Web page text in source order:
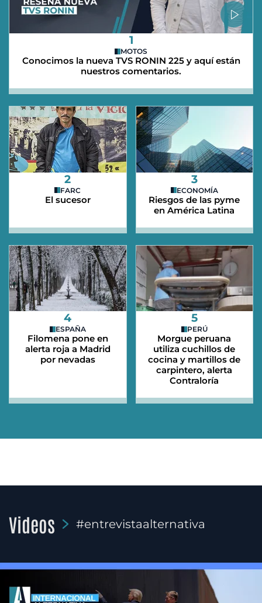
1
MOTOS
Conocimos la nueva TVS RONIN 225 y aquí están
nuestros comentarios.
2
FARC
El sucesor
3
ECONOMÍA
Riesgos de las pyme
en América Latina
4
ESPAÑA
Filomena pone en
alerta roja a Madrid
por nevadas
5
PERÚ
Morgue peruana
utiliza cuchillos de
cocina y martillos de
carpintero, alerta
Contraloría
Videos #entrevistaalternativa